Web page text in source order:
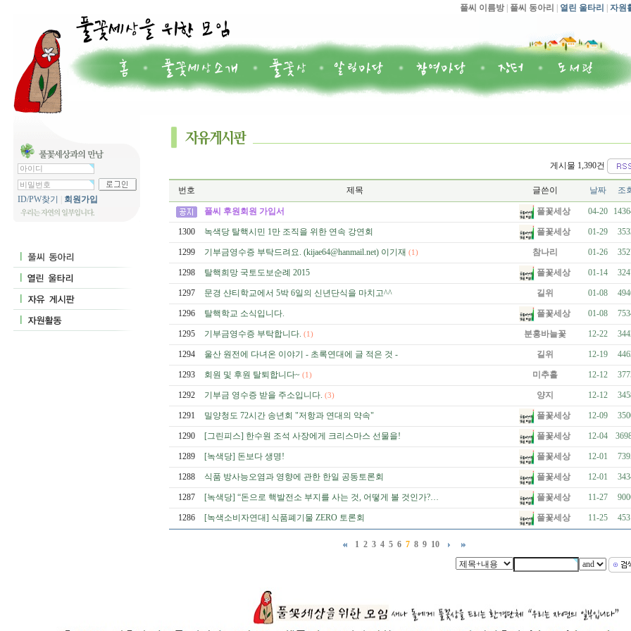
풀씨 이름방 풀씨 동아리 열린 울타리 자원
ID/PW찾기 회원가입
게시물 1,390건
번호 제목 글쓴이 날짜 조
풀씨 후원회원 가입서 풀꽃세상 04-20
1300 녹색당 탈핵시민 1만 조직을 위한 연속 강연회 풀꽃세상 01-29
1299 기부금영수증 부탁드려요. (kijae64@hanmail.net) 이기재 (1) 참나리 01-26
1298 탈핵희망 국토도보순례 2015 풀꽃세상 01-14
1297 문경 샨티학교에서 5박 6일의 신년단식을 마치고^^ 길위 01-08
1296 탈핵학교 소식입니다. 풀꽃세상 01-08
1295 기부금영수증 부탁합니다. (1) 분홍바늘꽃 12-22
1294 울산 원전에 다녀온 이야기 - 초록연대에 글 적은 것 - 길위 12-19
1293 회원 및 후원 탈퇴합니다~ (1) 미추홀 12-12
1292 기부금 영수증 받을 주소입니다. (3) 양지 12-12
1291 밀양청도 72시간 송년회 "저항과 연대의 약속" 풀꽃세상 12-09
1290 [그린피스] 한수원 조석 사장에게 크리스마스 선물을! 풀꽃세상 12-04
1289 [녹색당] 돈보다 생명! 풀꽃세상 12-01
1288 식품 방사능오염과 영향에 관한 한일 공동토론회 풀꽃세상 12-01
1287 [녹색당] “돈으로 핵발전소 부지를 사는 것, 어떻게 볼 것인가?… 풀꽃세상 11-27
1286 [녹색소비자연대] 식품폐기물 ZERO 토론회 풀꽃세상 11-25
1 2 3 4 5 6 7 8 9 10